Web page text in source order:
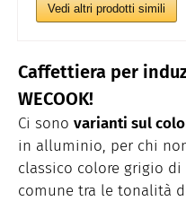
Vedi altri prodotti simili
Caffettiera per
WECOOK!
Ci sono varianti sul
in alluminio, per chi
classico colore grigio
comune tra le tonalità